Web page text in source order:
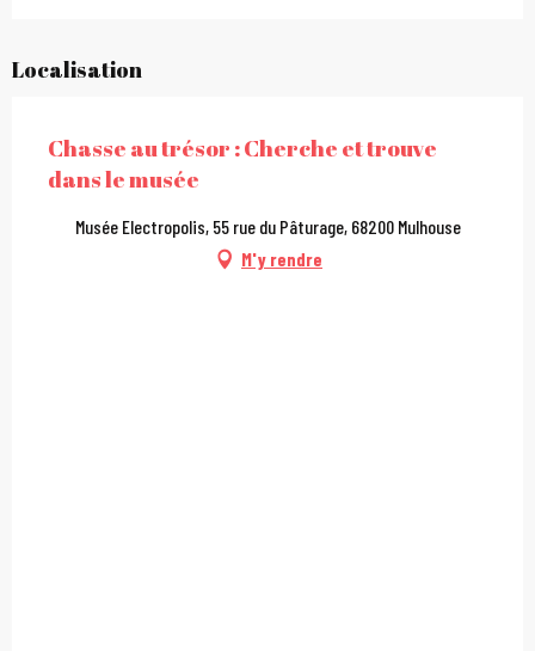
Localisation
Chasse au trésor : Cherche et trouve
dans le musée
Musée Electropolis, 55 rue du Pâturage, 68200 Mulhouse
M'y rendre